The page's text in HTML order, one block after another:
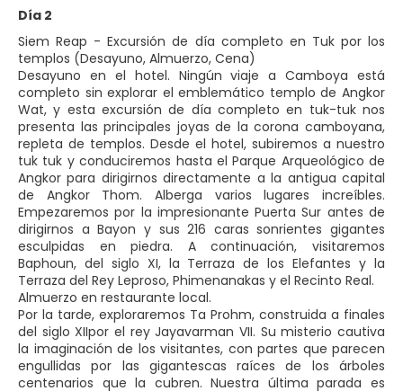
Día 2
Siem Reap - Excursión de día completo en Tuk por los
templos (Desayuno, Almuerzo, Cena)
Desayuno en el hotel. Ningún viaje a Camboya está
completo sin explorar el emblemático templo de Angkor
Wat, y esta excursión de día completo en tuk-tuk nos
presenta las principales joyas de la corona camboyana,
repleta de templos. Desde el hotel, subiremos a nuestro
tuk tuk y conduciremos hasta el Parque Arqueológico de
Angkor para dirigirnos directamente a la antigua capital
de Angkor Thom. Alberga varios lugares increíbles.
Empezaremos por la impresionante Puerta Sur antes de
dirigirnos a Bayon y sus 216 caras sonrientes gigantes
esculpidas en piedra. A continuación, visitaremos
Baphoun, del siglo XI, la Terraza de los Elefantes y la
Terraza del Rey Leproso, Phimenanakas y el Recinto Real.
Almuerzo en restaurante local.
Por la tarde, exploraremos Ta Prohm, construida a finales
del siglo XIIpor el rey Jayavarman VII. Su misterio cautiva
la imaginación de los visitantes, con partes que parecen
engullidas por las gigantescas raíces de los árboles
centenarios que la cubren. Nuestra última parada es